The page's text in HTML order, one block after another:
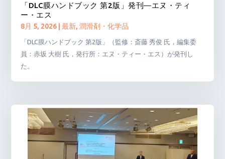
「DLC膜ハンドブック 第2版」発刊―エヌ・ティ
ー・エス
8月 5, 2026 |最新,潤滑剤・化学品
「DLC膜ハンドブック 第2版」（監修：斎藤 秀俊 氏，編集委
員：赤坂 大樹 氏，発行所：エヌ・ティー・エス）が発刊し
た。